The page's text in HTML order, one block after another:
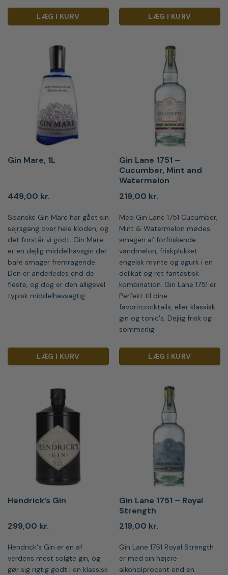
LÆG I KURV LÆG I KURV
Gin Mare, 1L
449,00 kr.
Spanske Gin Mare har gået sin
sejrsgang over hele kloden, og
det forstår vi godt. Gin Mare
er en dejlig middelhavsgin der
bare smager fremragende.
Den er anderledes end de
fleste, og dog er den alligevel
typisk middelhavsagtig.
LÆG I KURV
Gin Lane 1751 –
Cucumber, Mint and
Watermelon
219,00 kr.
Med Gin Lane 1751 Cucumber,
Mint & Watermelon mødes
smagen af forfriskende
vandmelon, friskplukket
engelsk mynte og agurk i en
delikat og ret fantastisk
kombination. Gin Lane 1751 er
Perfekt til dine
favoritcocktails, eller klassisk
gin og tonic's. Dejlig frisk og
sommerlig.
LÆG I KURV
Hendrick’s Gin
299,00 kr.
Hendrick's Gin er en af
verdens mest solgte gin, og
gør sig rigtig godt i en klassisk
Gin Lane 1751 – Royal
Strength
219,00 kr.
Gin Lane 1751 Royal Strength
er med sin højere
alkoholprocent end en